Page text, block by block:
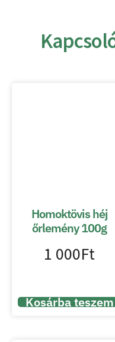
Homoktövis héj
őrlemény 100g
1 000Ft
Kosárba teszem